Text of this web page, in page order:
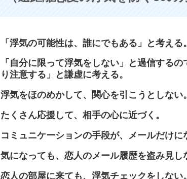
「浮気の可能性は、誰にでもある」と考える。
「自分に限って浮気をしない」と過信する
り注意する」と謙虚に考える。
浮気をほのめかして、関心を引こうとしない。
たくさん応援して、相手の心に近づく。
コミュニケーションの手段が、メールだけに
気になっても、恋人のメール履歴を盗み見し
恋人の部屋に来ても、浮気チェックをしない。